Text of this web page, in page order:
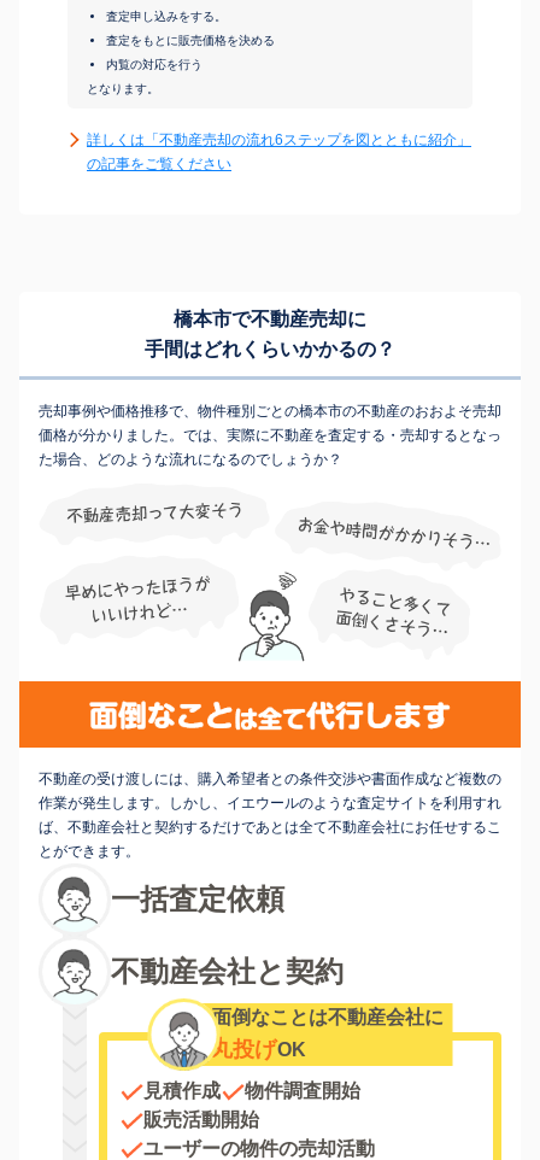
査定申し込みをする。
査定をもとに販売価格を決める
内覧の対応を行う
となります。
詳しくは「不動産売却の流れ6ステップを図とともに紹介」
の記事をご覧ください
橋本市で不動産売却に
手間はどれくらいかかるの？
売却事例や価格推移で、物件種別ごとの橋本市の不動産のおおよそ売却
価格が分かりました。では、実際に不動産を査定する・売却するとなっ
た場合、どのような流れになるのでしょうか？
不動産の受け渡しには、購入希望者との条件交渉や書面作成など複数の
作業が発生します。しかし、イエウールのような査定サイトを利用すれ
ば、不動産会社と契約するだけであとは全て不動産会社にお任せするこ
とができます。
一括査定依頼
不動産会社と契約
面倒なことは不動産会社に
丸投げOK
見積作成
物件調査開始
販売活動開始
ユーザーの物件の売却活動